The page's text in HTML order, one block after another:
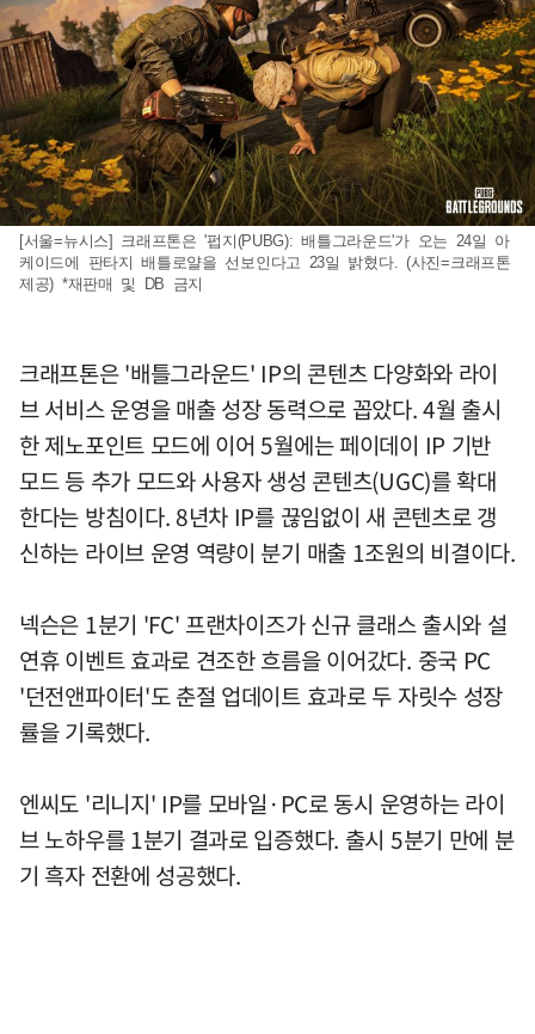
[서울=뉴시스] 크래프톤은 '펍지(PUBG): 배틀그라운드'가 오는 24일 아
케이드에 판타지 배틀로얄을 선보인다고 23일 밝혔다. (사진=크래프톤
제공) *재판매 및 DB 금지
크래프톤은 '배틀그라운드' IP의 콘텐츠 다양화와 라이
브 서비스 운영을 매출 성장 동력으로 꼽았다. 4월 출시
한 제노포인트 모드에 이어 5월에는 페이데이 IP 기반
모드 등 추가 모드와 사용자 생성 콘텐츠(UGC)를 확대
한다는 방침이다. 8년차 IP를 끊임없이 새 콘텐츠로 갱
신하는 라이브 운영 역량이 분기 매출 1조원의 비결이다.
넥슨은 1분기 'FC' 프랜차이즈가 신규 클래스 출시와 설
연휴 이벤트 효과로 견조한 흐름을 이어갔다. 중국 PC
'던전앤파이터'도 춘절 업데이트 효과로 두 자릿수 성장
률을 기록했다.
엔씨도 '리니지' IP를 모바일·PC로 동시 운영하는 라이
브 노하우를 1분기 결과로 입증했다. 출시 5분기 만에 분
기 흑자 전환에 성공했다.